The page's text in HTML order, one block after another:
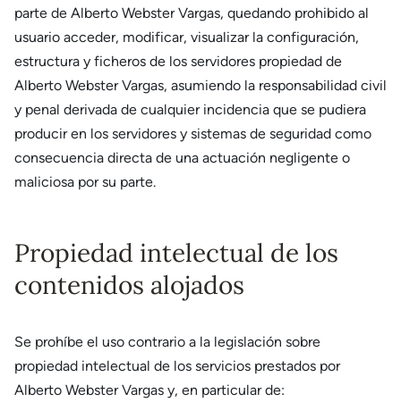
parte de Alberto Webster Vargas, quedando prohibido al
usuario acceder, modificar, visualizar la configuración,
estructura y ficheros de los servidores propiedad de
Alberto Webster Vargas, asumiendo la responsabilidad civil
y penal derivada de cualquier incidencia que se pudiera
producir en los servidores y sistemas de seguridad como
consecuencia directa de una actuación negligente o
maliciosa por su parte.
Propiedad intelectual de los
contenidos alojados
Se prohíbe el uso contrario a la legislación sobre
propiedad intelectual de los servicios prestados por
Alberto Webster Vargas y, en particular de: